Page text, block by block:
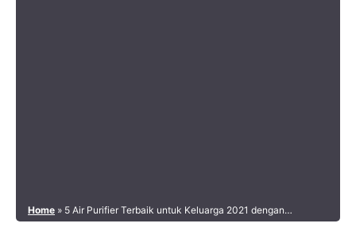
Home » 5 Air Purifier Terbaik untuk Keluarga 2021 dengan
Teknologi Terbaik dan Hasil Maksimal untuk Keluarga Anda.